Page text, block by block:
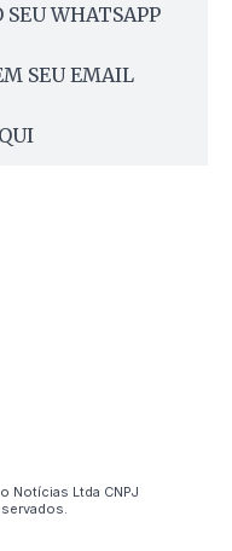
SEU WHATSAPP
SEU EMAIL
Notícias Ltda CNPJ